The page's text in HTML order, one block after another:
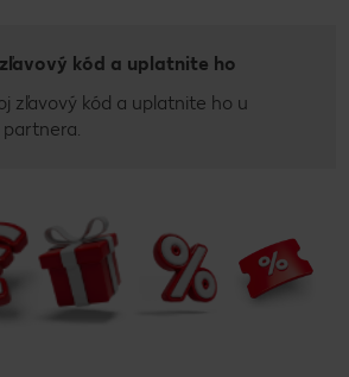
kód a uplatnite ho
zľavový kód a uplatnite ho u